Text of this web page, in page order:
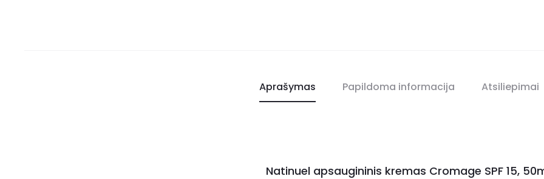
Aprašymas Papildoma informacija Atsiliepimai
Natinuel apsaugininis kremas Cromage SPF 15,